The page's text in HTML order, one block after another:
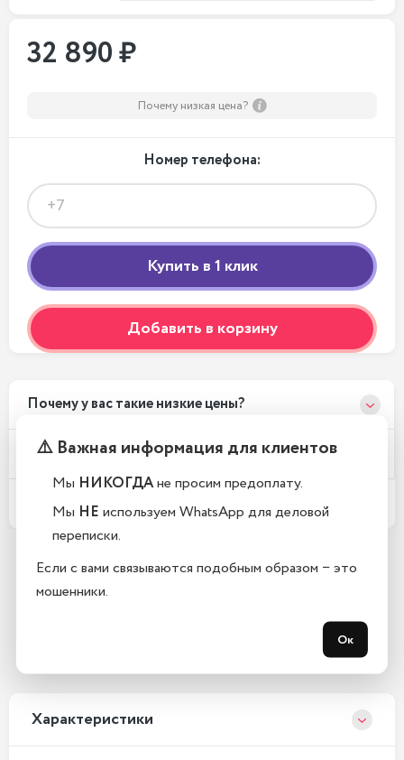
32 890 ₽
Почему низкая цена?
Номер телефона:
Добавить в корзину
Почему у вас такие низкие цены?
Телефоны новые или восстановленные?
Какой срок гарантии?
Остались вопросы?
Xарактеристики
⚠️ Важная информация для клиентов
Мы НИКОГДАне просим предоплату.
Мы НЕ используем WhatsApp для деловой
переписки.
Если с вами связываются подобным образом − это
мошенники.
Ок